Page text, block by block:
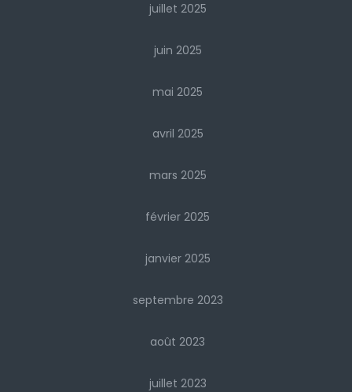
juillet 2025
juin 2025
mai 2025
avril 2025
mars 2025
février 2025
janvier 2025
septembre 2023
août 2023
juillet 2023